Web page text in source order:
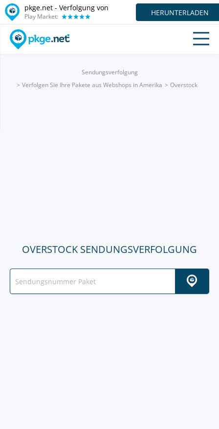
pkge.net - Verfolgung von
Play Market: HERUNTERLADEN
Sendungsverfolgung
Verfolgen Sie Ihre Pakete aus Webshops in Amerika
Overstock
OVERSTOCK SENDUNGSVERFOLGUNG